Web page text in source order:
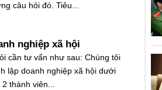
câu hỏi đó. Tiêu...
nghiệp xã hội
cần tư vấn như sau: Chúng tôi
lập doanh nghiệp xã hội dưới
thành viên...